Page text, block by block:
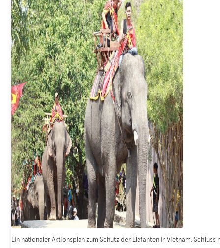
Ein nationaler Aktionsplan zum Schutz der Elefanten in Vietnam: